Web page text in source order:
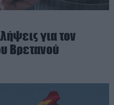
για τον
Βρετανού